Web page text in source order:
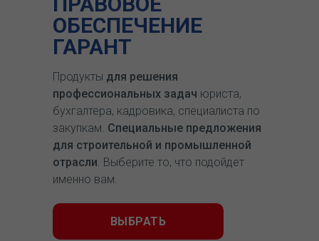
ОБЕСПЕЧЕНИЕ
ГАРАНТ
Продукты для решения
профессиональных задач юриста,
бухгалтера, кадровика, специалиста по
закупкам. Специальные предложения
для строительной и промышленной
отрасли. Выберите то, что подойдет
именно вам.
ВЫБРАТЬ